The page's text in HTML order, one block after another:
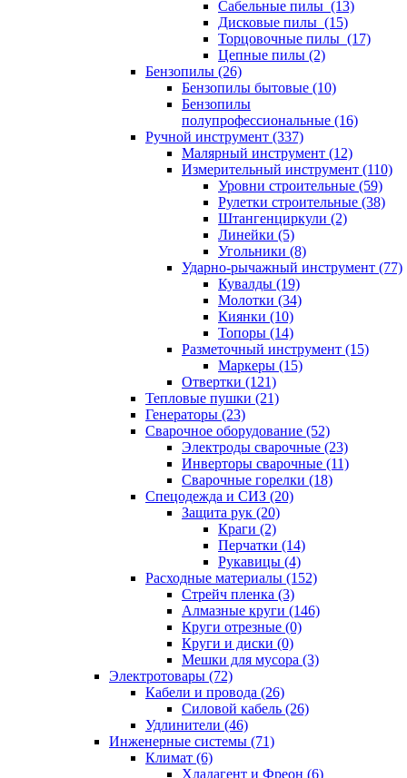
Сабельные пилы (13)
Дисковые пилы (15)
Торцовочные пилы (17)
Цепные пилы (2)
Бензопилы (26)
Бензопилы бытовые (10)
Бензопилы
полупрофессиональные (16)
Ручной инструмент (337)
Малярный инструмент (12)
Измерительный инструмент (110)
Уровни строительные (59)
Рулетки строительные (38)
Штангенциркули (2)
Линейки (5)
Угольники (8)
Ударно-рычажный инструмент (77)
Кувалды (19)
Молотки (34)
Киянки (10)
Топоры (14)
Разметочный инструмент (15)
Маркеры (15)
Отвертки (121)
Тепловые пушки (21)
Генераторы (23)
Сварочное оборудование (52)
Электроды сварочные (23)
Инверторы сварочные (11)
Сварочные горелки (18)
Спецодежда и СИЗ (20)
Защита рук (20)
Краги (2)
Перчатки (14)
Рукавицы (4)
Расходные материалы (152)
Стрейч пленка (3)
Алмазные круги (146)
Круги отрезные (0)
Круги и диски (0)
Мешки для мусора (3)
Электротовары (72)
Кабели и провода (26)
Силовой кабель (26)
Удлинители (46)
Инженерные системы (71)
Климат (6)
Хладагент и Фреон (6)